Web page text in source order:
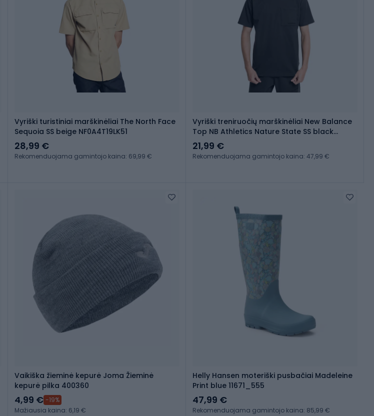
Vyriški turistiniai marškinėliai The North Face
Sequoia SS beige NF0A4T19LK51
28,99 €
Rekomenduojama gamintojo kaina: 69,99 €
Vyriški treniruočių marškinėliai New Balance
Top NB Athletics Nature State SS black
MT23567PHM
21,99 €
Rekomenduojama gamintojo kaina: 47,99 €
Vaikiška žieminė kepurė Joma Žieminė
kepurė pilka 400360
4,99 € -19%
Mažiausia kaina: 6,19 €
Helly Hansen moteriški pusbačiai Madeleine
Print blue 11671_555
47,99 €
Rekomenduojama gamintojo kaina: 85,99 €